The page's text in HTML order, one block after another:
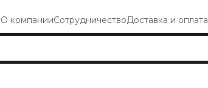
О компанииСотрудничествоДоставка и оплата